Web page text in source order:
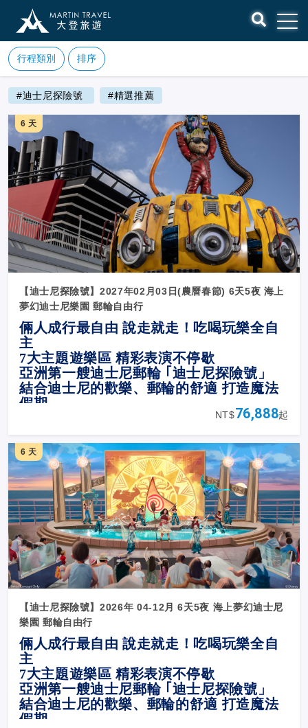
行程類別 排序
#迪士尼探險號 #精選推薦
6 天
【迪士尼探險號】2027年02月03日(農曆春節) 6天5夜 海上
夢幻迪士尼樂園 郵輪自由行
倆人成行最自由 說走就走！吃喝玩樂全自
主
7大主題遊樂區 精彩表演不停歇
亞洲第一艘迪士尼郵輪 ｢迪士尼探險號」
結合迪士尼的歡樂、郵輪的舒適 打造魔法
假期
NT$76,888起
6 天
【迪士尼探險號】2026年 04-12月 6天5夜 海上夢幻迪士尼
樂園 郵輪自由行
倆人成行最自由 說走就走！吃喝玩樂全自
主
7大主題遊樂區 精彩表演不停歇
亞洲第一艘迪士尼郵輪 ｢迪士尼探險號」
結合迪士尼的歡樂、郵輪的舒適 打造魔法
假期